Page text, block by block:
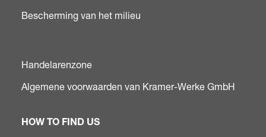
Bescherming van het milieu
Handelarenzone
Algemene voorwaarden van Kramer-Werke GmbH
HOW TO FIND US